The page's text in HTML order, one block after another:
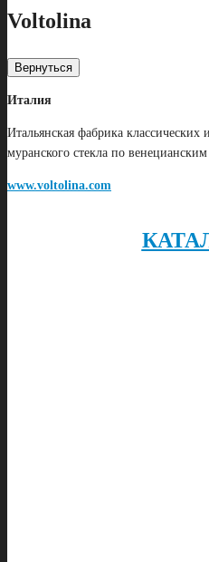
Voltolina
Вернуться
Италия
Итальянская фабрика
муранского стекла по
www.voltolina.com